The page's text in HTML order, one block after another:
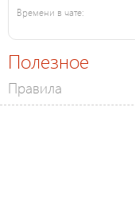
Времени в чате:
Полезное
Правила